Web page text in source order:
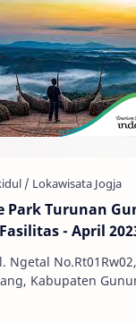
Park Turunan
- April
Ngetal
Kabupaten